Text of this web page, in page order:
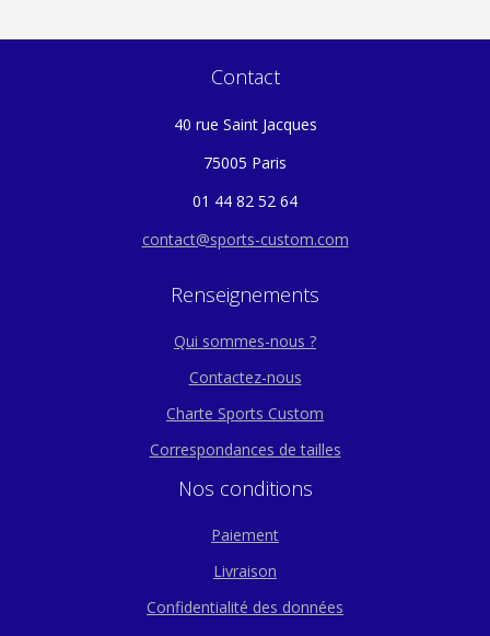
Contact
40 rue Saint Jacques
75005 Paris
01 44 82 52 64
contact@sports-custom.com
Renseignements
Qui sommes-nous ?
Contactez-nous
Charte Sports Custom
Correspondances de tailles
Nos conditions
Paiement
Livraison
Confidentialité des données